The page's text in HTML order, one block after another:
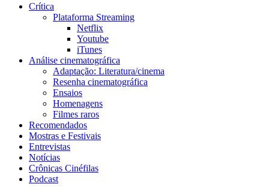
Crítica
Plataforma Streaming
Netflix
Youtube
iTunes
Análise cinematográfica
Adaptação: Literatura/cinema
Resenha cinematográfica
Ensaios
Homenagens
Filmes raros
Recomendados
Mostras e Festivais
Entrevistas
Notícias
Crônicas Cinéfilas
Podcast